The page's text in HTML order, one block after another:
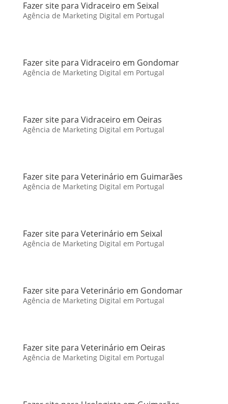
Fazer site para Vidraceiro em Seixal
Agência de Marketing Digital em Portugal
Fazer site para Vidraceiro em Gondomar
Agência de Marketing Digital em Portugal
Fazer site para Vidraceiro em Oeiras
Agência de Marketing Digital em Portugal
Fazer site para Veterinário em Guimarães
Agência de Marketing Digital em Portugal
Fazer site para Veterinário em Seixal
Agência de Marketing Digital em Portugal
Fazer site para Veterinário em Gondomar
Agência de Marketing Digital em Portugal
Fazer site para Veterinário em Oeiras
Agência de Marketing Digital em Portugal